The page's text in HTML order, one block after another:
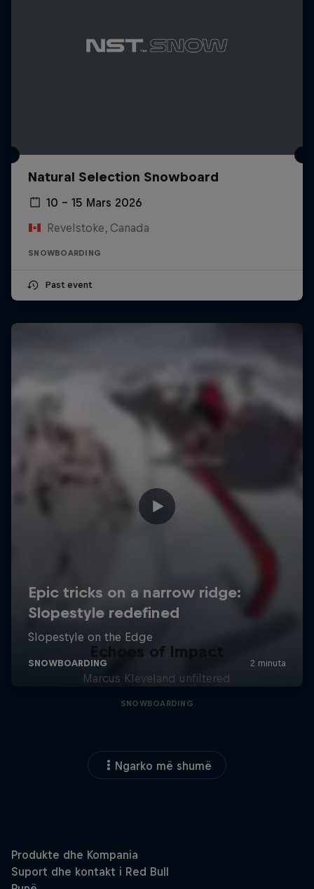
Natural Selection Snowboard
10 – 15 Mars 2026
Revelstoke, Canada
SNOWBOARDING
Past event
Echoes of Impact
Marcus Kleveland unfiltered
SNOWBOARDING
Ngarko më shumë